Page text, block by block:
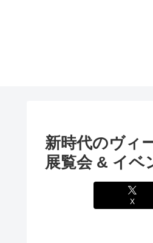
新時代のヴィ
展覧会 & イベ
X